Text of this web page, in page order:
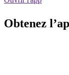
Obtenez